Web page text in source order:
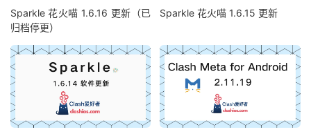
Sparkle 花火喵 1.6.16 更新（已
归档停更）
Sparkle 花火喵 1.6.15 更新